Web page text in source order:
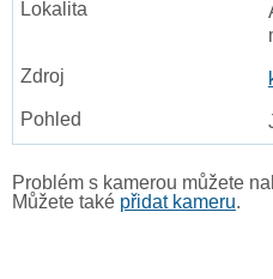
Problém s kamerou můžete
Můžete také přidat kameru.